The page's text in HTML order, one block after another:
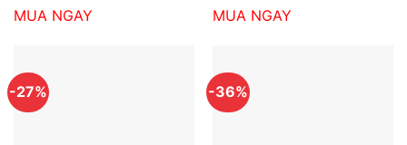
2,646,000₫.
MUA NGAY
2,650,000₫.
MUA NGAY
-27% -36%